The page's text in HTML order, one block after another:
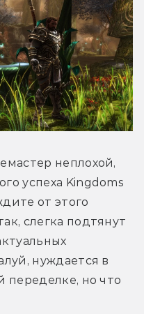
неплохой,
успеха Kingdoms
от этого
слегка подтянут
нуждается в
переделке, но что